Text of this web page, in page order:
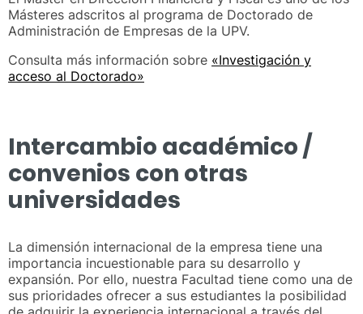
Másteres adscritos al programa de Doctorado de
Administración de Empresas de la UPV.
Consulta más información sobre «Investigación y
acceso al Doctorado»
Intercambio académico /
convenios con otras
universidades
La dimensión internacional de la empresa tiene una
importancia incuestionable para su desarrollo y
expansión. Por ello, nuestra Facultad tiene como una de
sus prioridades ofrecer a sus estudiantes la posibilidad